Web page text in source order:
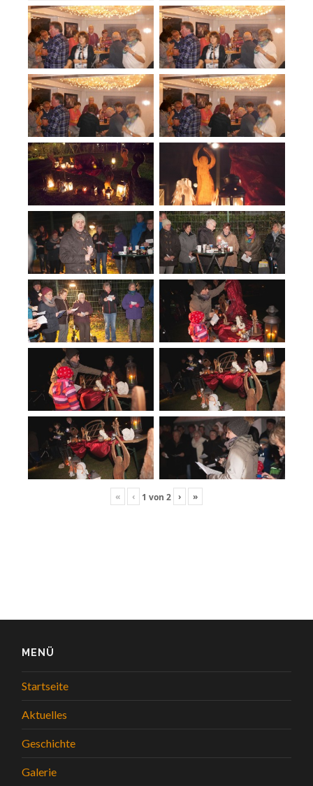
« ‹ 1 von 2 › »
MENÜ
Startseite
Aktuelles
Geschichte
Galerie